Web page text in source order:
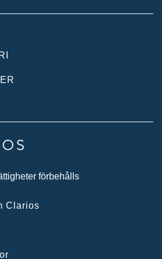
förbehålls
Clarios